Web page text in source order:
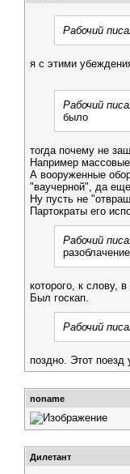
Рабочий
я с этими
Рабочий
было
тогда почему не
Например
А вооруженные
"ваучерной", да
Ну пусть не
Партократы его
Рабочий
которого, к слову,
Был госкап.
Рабочий
поздно. Этот поезд
noname
Дилетант